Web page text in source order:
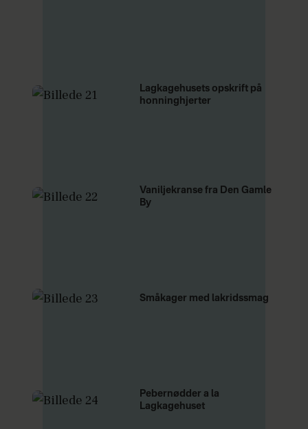
Lagkagehusets opskrift på
honninghjerter
Vaniljekranse fra Den Gamle
By
Småkager med lakridssmag
Pebernødder a la
Lagkagehuset